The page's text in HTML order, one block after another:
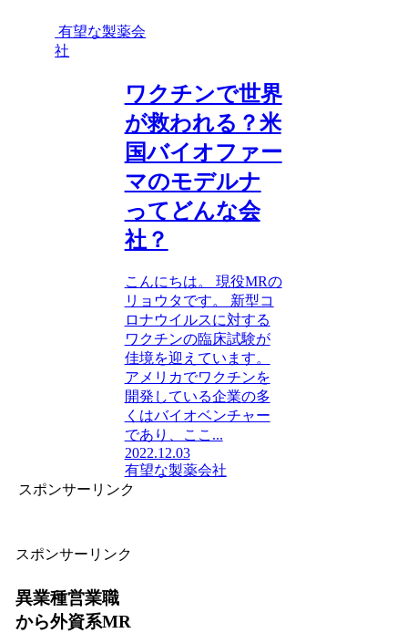
有望な製薬会
社
ワクチンで世界
が救われる？米
国バイオファー
マのモデルナ
ってどんな会
社？
こんにちは。 現役MRの
リョウタです。 新型コ
ロナウイルスに対する
ワクチンの臨床試験が
佳境を迎えています。
アメリカでワクチンを
開発している企業の多
くはバイオベンチャー
であり、ここ...
2022.12.03
有望な製薬会社
スポンサーリンク
スポンサーリンク
異業種営業職
から外資系MR